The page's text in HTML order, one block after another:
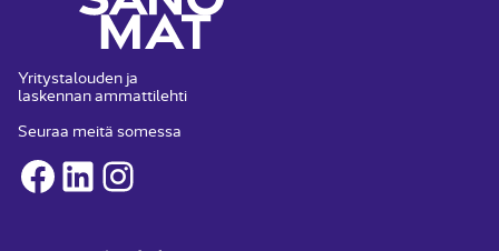
Yritystalouden ja
laskennan ammattilehti
Seuraa meitä somessa
Facebook
LinkedInInstagram